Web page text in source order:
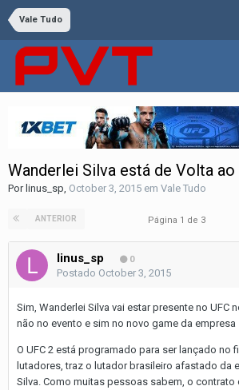
Vale Tudo
Wanderlei Silva está de Volta ao
Por linus_sp October 3, 2015 em Vale Tudo
ANTERIOR Página 1 de 3
linus_sp 0
Postado October 3, 2015
Sim, Wanderlei Silva vai estar presente no UFC
não no evento e sim no novo game da empresa
O UFC 2 está programado para ser lançado no
lutadores, traz o lutador brasileiro afastado da
Silva. Como muitas pessoas sabem, o contrato